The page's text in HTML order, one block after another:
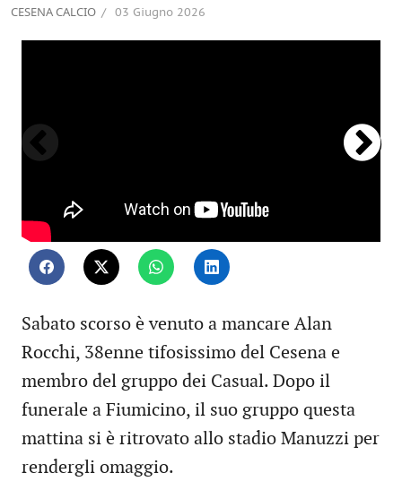
CESENA CALCIO 03 Giugno 2026
Sabato scorso è venuto a mancare Alan
Rocchi, 38enne tifosissimo del Cesena e
membro del gruppo dei Casual. Dopo il
funerale a Fiumicino, il suo gruppo questa
mattina si è ritrovato allo stadio Manuzzi per
rendergli omaggio.